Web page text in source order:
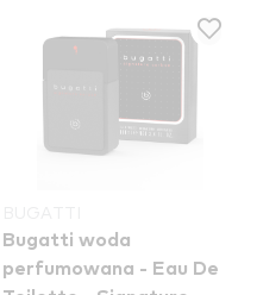
Bugatti woda
perfumowana - Eau De